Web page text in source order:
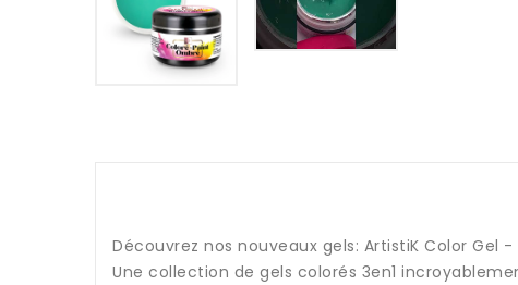
Découvrez nos nouveaux gels: ArtistiK Color Gel -
Une collection de gels colorés 3en1